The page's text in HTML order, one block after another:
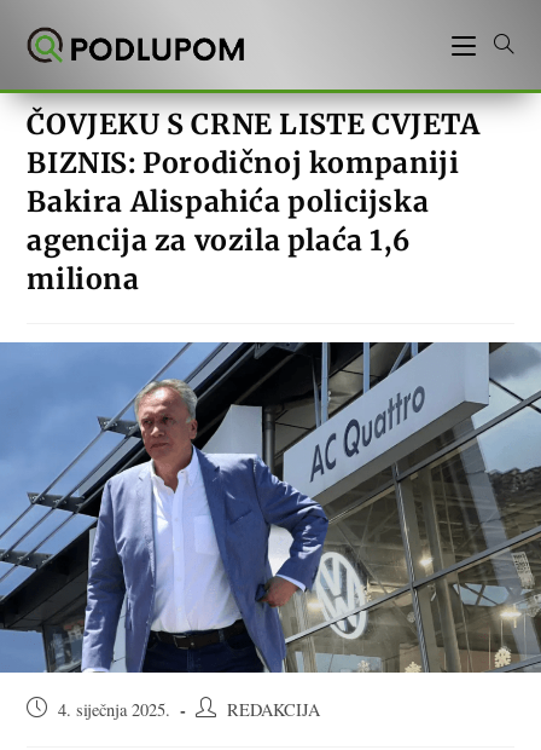
ČOVJEKU S CRNE LISTE CVJETA
BIZNIS: Porodičnoj kompaniji
Bakira Alispahića policijska
agencija za vozila plaća 1,6
miliona
Objava4. siječnja 2025.
AutorREDAKCIJA